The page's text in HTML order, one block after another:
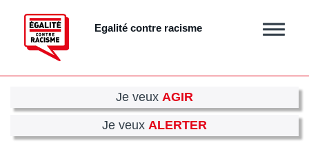
contenu
principal
Egalité contre racisme
Afficher
Je veux AGIR
Je veux ALERTER